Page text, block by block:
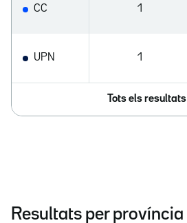
CC 1
UPN 1
Tots els resultats
Resultats per província